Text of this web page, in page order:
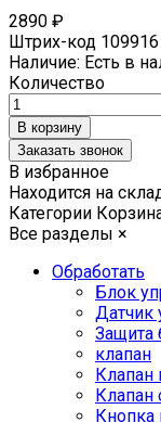
2890 ₽
Штрих-код 109916
Наличие: Есть в
Количество
Заказать звонок
В избранное
Находится на
Категории
Все разделы ×
Обработать
Блок
Датчик
Защита
клапан
Клапан
Клапан
Кнопка